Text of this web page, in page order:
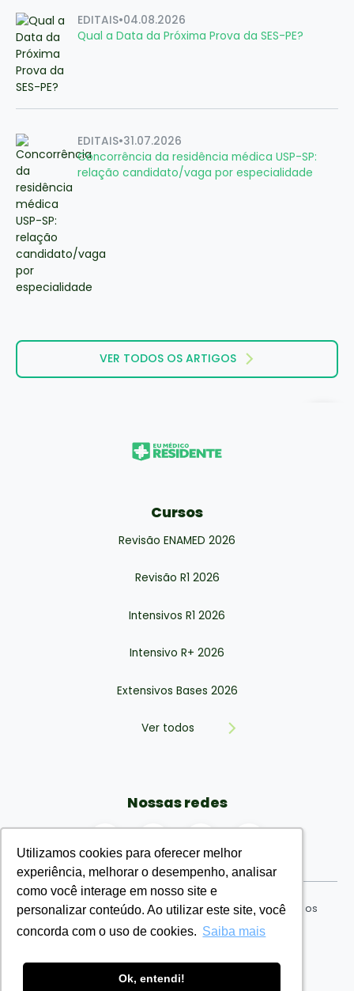
Utilizamos cookies para oferecer melhor
experiência, melhorar o desempenho, analisar
como você interage em nosso site e
personalizar conteúdo. Ao utilizar este site, você
concorda com o uso de cookies. Saiba mais
Ok, entendi!
Utilizamos cookies para oferecer melhor
experiência, melhorar o desempenho, analisar
como você interage em nosso site e
personalizar conteúdo. Ao utilizar este site, você
concorda com o uso de cookies. Saiba mais
Ok, entendi!
EDITAIS•04.08.2026
Qual a Data da Próxima Prova da SES-PE?
EDITAIS•31.07.2026
Concorrência da residência médica USP-SP:
relação candidato/vaga por especialidade
VER TODOS OS ARTIGOS
Cursos
Revisão ENAMED 2026
Revisão R1 2026
Intensivos R1 2026
Intensivo R+ 2026
Extensivos Bases 2026
Ver todos
Nossas redes
EMR Eu Médico Residente Ensino Ltda © 2026. Todos os
direitos reservados. CNPJ: nº 34.730.954/0001-71
Termos de uso
Política de Privacidade